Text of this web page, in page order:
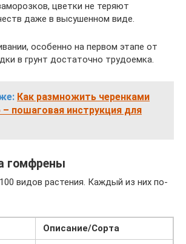
цветки не теряют
даже в высушенном виде.
особенно на первом этапе от
в грунт достаточно трудоемка.
Как размножить черенками
пошаговая инструкция для
гомфрены
видов растения. Каждый из них по-
Описание/Сорта